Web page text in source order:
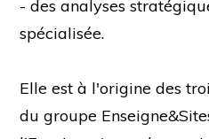
- des analyses
spécialisée.
Elle est à l'origine des
du groupe